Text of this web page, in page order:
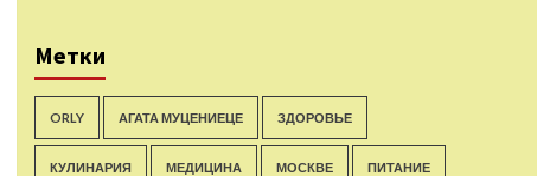
Метки
ORLY АГАТА МУЦЕНИЕЦЕ ЗДОРОВЬЕ
КУЛИНАРИЯ МЕДИЦИНА МОСКВЕ ПИТАНИЕ